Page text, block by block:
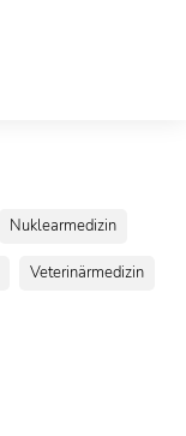
Nuklearmedizin
Veterinärmedizin